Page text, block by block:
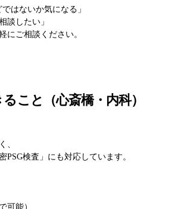
ではないか気になる」
談したい」
にご相談ください。
こと（心斎橋・内科）
、
PSG検査」にも対応しています。
可能）